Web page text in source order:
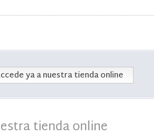
ya a nuestra tienda online
tienda online